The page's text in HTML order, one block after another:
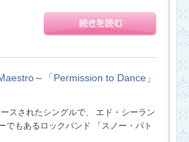
～「Permission to Dance」
スされたシングルで、 エド・シーラン
でもあるロックバンド 「スノー・パト